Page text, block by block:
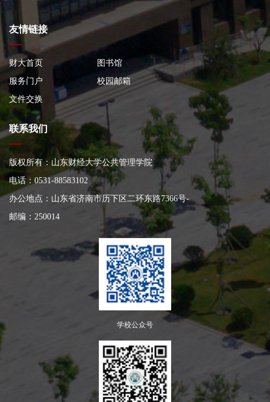
友情链接
财大首页
图书馆
服务门户
校园邮箱
文件交换
联系我们
版权所有：山东财经大学公共管理学院
电话：0531-88583102
办公地点：山东省济南市历下区二环东路7366号-
邮编：250014
学校公众号